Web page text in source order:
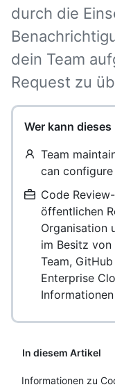
durch die
dein Team
Request zu
Wer kann
Team
can
Code
öffentlichen
Organisation
im Besitz
Team,
Enterprise
In diesem Artikel
Informationen zu